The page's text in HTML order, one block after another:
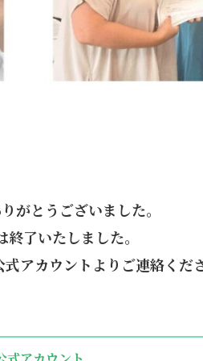
がとうございました。
了いたしました。
アカウントよりご連絡くだ